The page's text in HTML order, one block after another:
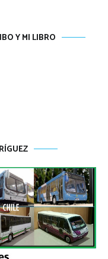
Y MI LIBRO